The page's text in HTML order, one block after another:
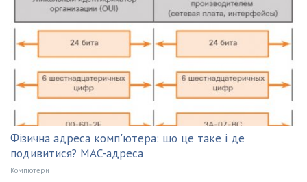
Фізична адреса комп'ютера: що це таке і де
подивитися? MAC-адреса
Компютери